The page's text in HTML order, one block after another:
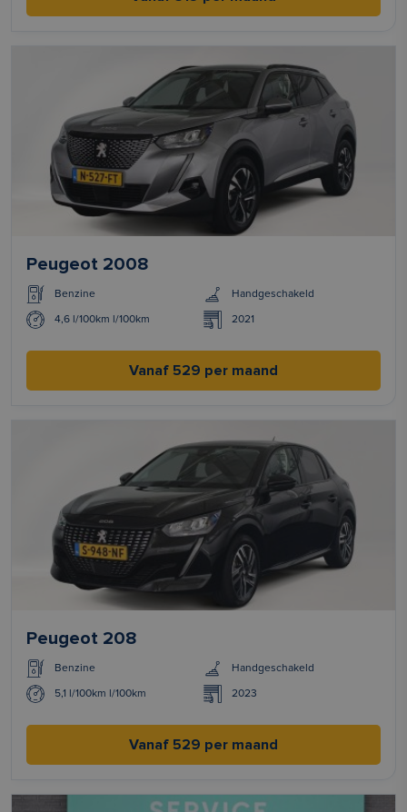
Peugeot 2008
Benzine Handgeschakeld
4,6 l/100km l/100km 2021
Vanaf 529 per maand
Peugeot 208
Benzine Handgeschakeld
5,1 l/100km l/100km 2023
Vanaf 529 per maand